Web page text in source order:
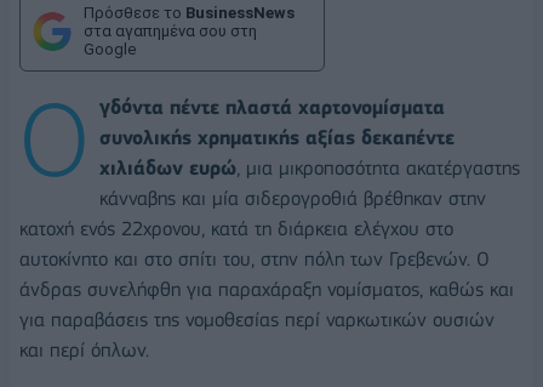
Πρόσθεσε το BusinessNews
στα αγαπημένα σου στη
Google
Ο
γδόντα πέντε πλαστά χαρτονομίσματα
συνολικής χρηματικής αξίας δεκαπέντε
χιλιάδων ευρώ, μια μικροποσότητα ακατέργαστης
κάνναβης και μία σιδερογροθιά βρέθηκαν στην
κατοχή ενός 22χρονου, κατά τη διάρκεια ελέγχου στο
αυτοκίνητο και στο σπίτι του, στην πόλη των Γρεβενών. Ο
άνδρας συνελήφθη για παραχάραξη νομίσματος, καθώς και
για παραβάσεις της νομοθεσίας περί ναρκωτικών ουσιών
και περί όπλων.